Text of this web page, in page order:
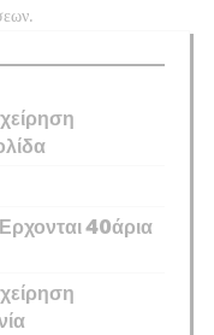
40άρια